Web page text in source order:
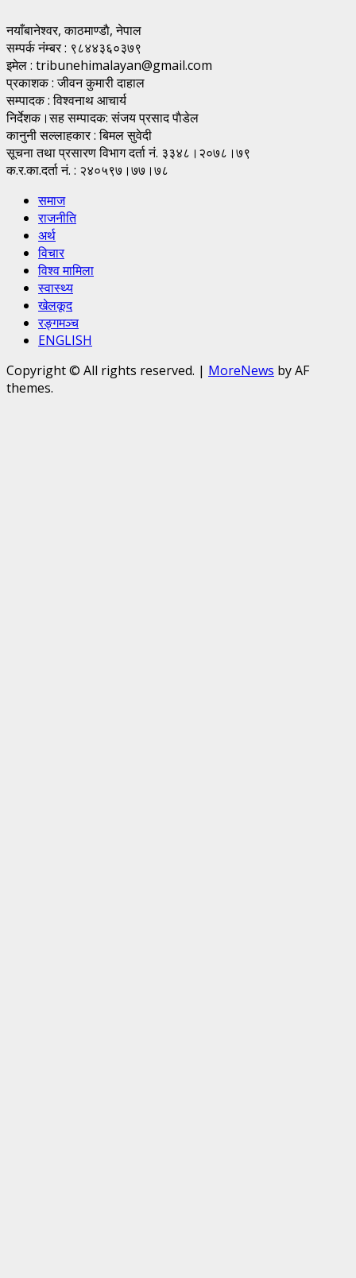
नयाँबानेश्वर, काठमाण्डाै, नेपाल
सम्पर्क नंम्बर : ९८४४३६०३७९
इमेल : tribunehimalayan@gmail.com
प्रकाशक : जीवन कुमारी दाहाल
सम्पादक : विश्वनाथ आचार्य
निर्देशक।सह सम्पादक: संजय प्रसाद पाैडेल
कानुनी सल्लाहकार : बिमल सुवेदी
सूचना तथा प्रसारण विभाग दर्ता नं. ३३४८।२०७८।७९
क.र.का.दर्ता नं. : २४०५९७।७७।७८
समाज
राजनीति
अर्थ
विचार
विश्व मामिला
स्वास्थ्य
खेलकूद
रङ्गमञ्च
ENGLISH
Copyright © All rights reserved. | MoreNews by AF
themes.